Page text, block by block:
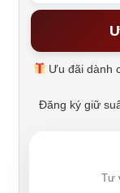
Ưu đãi dành
Đăng ký giữ
Tư